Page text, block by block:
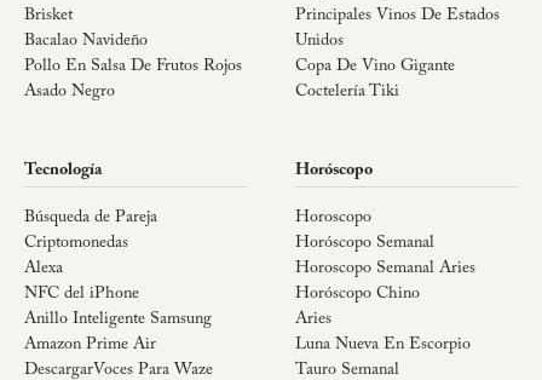
Brisket
Bacalao Navideño
Pollo En Salsa De Frutos Rojos
Asado Negro
Principales Vinos De Estados
Unidos
Copa De Vino Gigante
Coctelería Tiki
Tecnología
Búsqueda de Pareja
Criptomonedas
Alexa
NFC del iPhone
Anillo Inteligente Samsung
Amazon Prime Air
DescargarVoces Para Waze
Horóscopo
Horoscopo
Horóscopo Semanal
Horoscopo Semanal Aries
Horóscopo Chino
Aries
Luna Nueva En Escorpio
Tauro Semanal